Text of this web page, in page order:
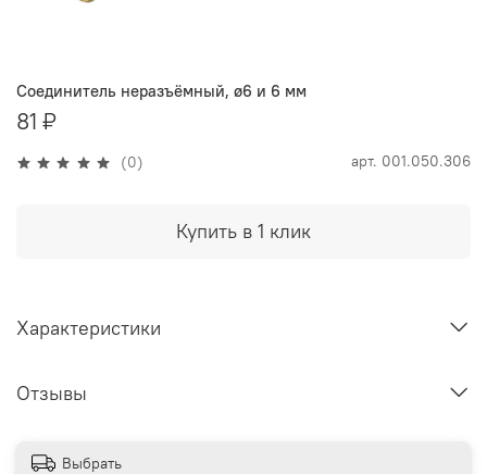
(0) арт. 001.050.306
Соединитель неразъёмный, ø6 и 6 мм
81 ₽
Купить в 1 клик
Характеристики
Отзывы
Выбрать